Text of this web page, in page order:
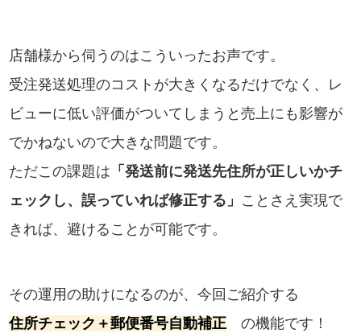
店舗様から伺うのはこういったお声です。
受注発送処理のコストが大きくなるだけでなく、レ
ビューに低い評価がついてしまうと売上にも影響が
でかねないので大きな問題です。
ただこの課題は 「発送前に発送先住所が正しいかチ
ェックし、誤っていれば修正する」 ことさえ実現で
きれば、避けることが可能です。
その運用の助けになるのが、今回ご紹介する
住所チェック＋郵便番号自動補正 の機能です！